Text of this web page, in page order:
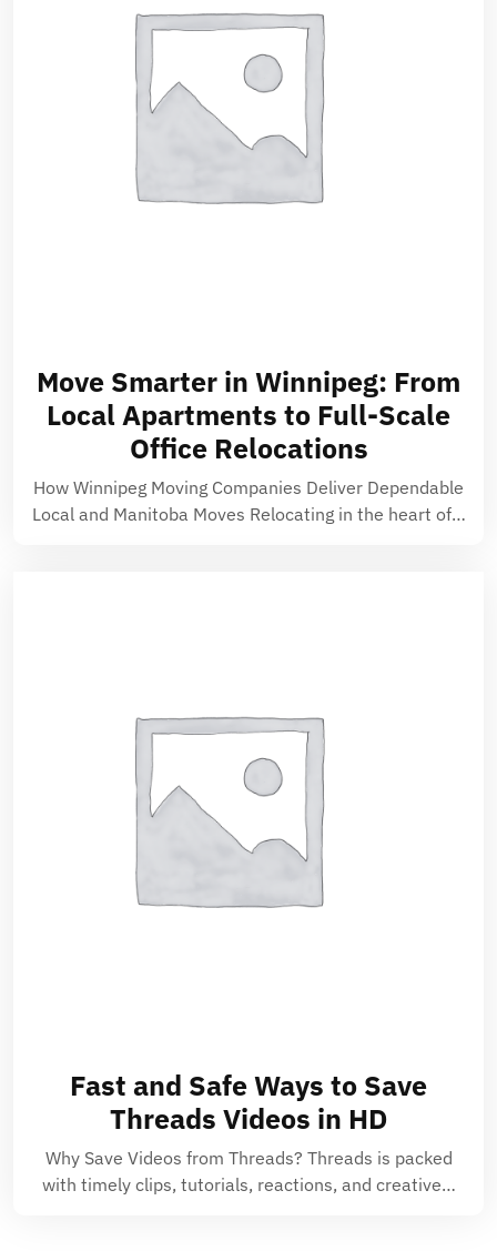
Move Smarter in Winnipeg: From
Local Apartments to Full-Scale
Office Relocations
How Winnipeg Moving Companies Deliver Dependable
Local and Manitoba Moves Relocating in the heart of…
Fast and Safe Ways to Save
Threads Videos in HD
Why Save Videos from Threads? Threads is packed
with timely clips, tutorials, reactions, and creative…